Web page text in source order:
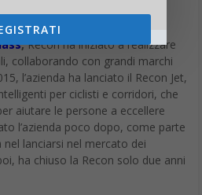
,Recon ha iniziato a realizzare
collaborando con grandi marchi
l’azienda ha lanciato il Recon Jet,
per ciclisti e corridori, che
aiutare le persone a eccellere
l’azienda poco dopo, come parte
lanciarsi nel mercato dei
ha chiuso la Recon solo due anni